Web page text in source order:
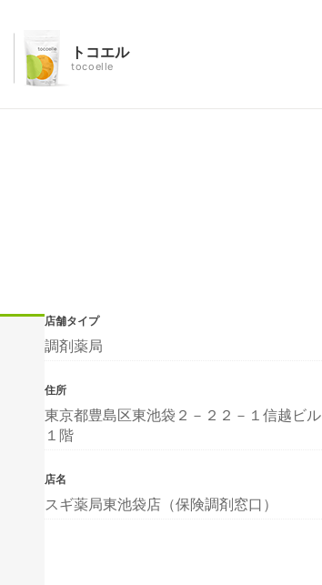
トコエル
tocoelle
店舗タイプ
調剤薬局
住所
東京都豊島区東池袋２－２２－１信越ビル
１階
店名
スギ薬局東池袋店（保険調剤窓口）